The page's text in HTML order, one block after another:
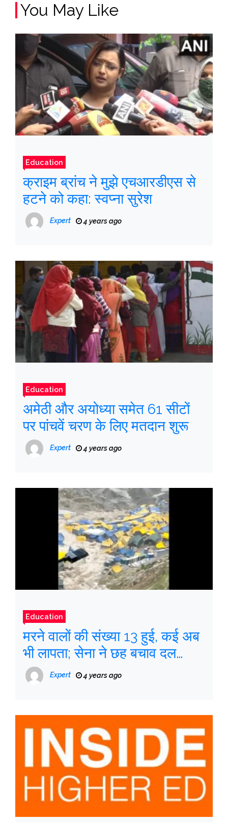
You May Like
Education
क्राइम ब्रांच ने मुझे एचआरडीएस से
हटने को कहा: स्वप्ना सुरेश
Expert 4 years ago
Education
अमेठी और अयोध्या समेत 61 सीटों
पर पांचवें चरण के लिए मतदान शुरू
Expert 4 years ago
Education
मरने वालों की संख्या 13 हुई, कई अब
भी लापता; सेना ने छह बचाव दल
तैनात किए
Expert 4 years ago